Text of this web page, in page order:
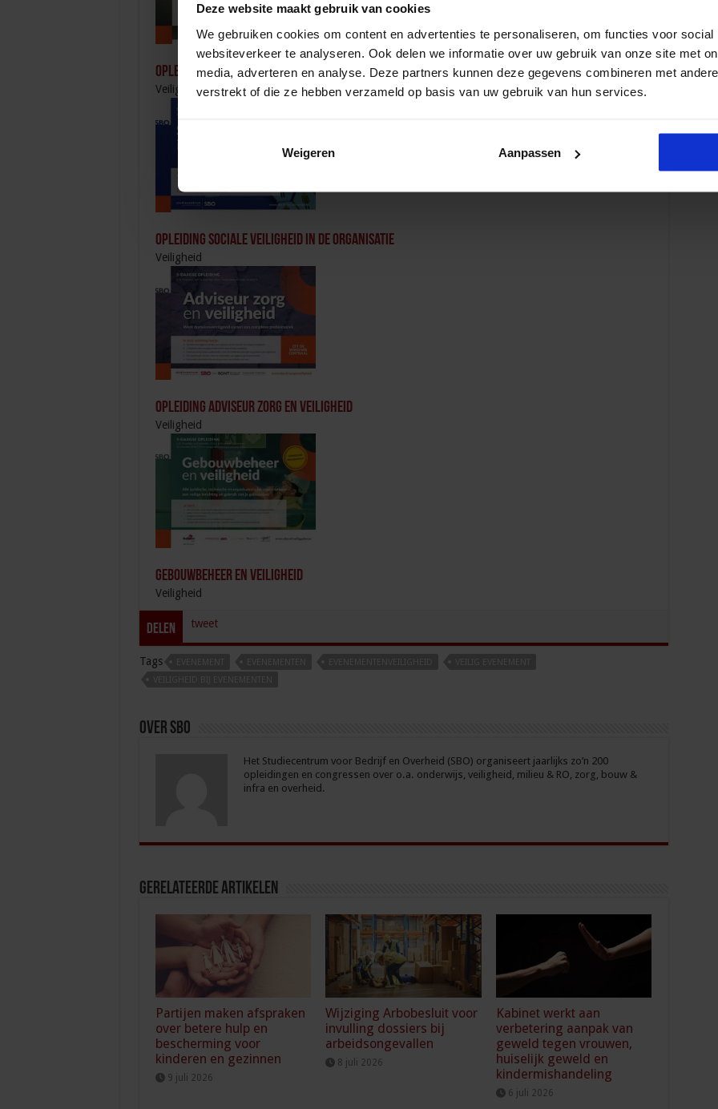
Deze website maakt gebruik van cookies
We gebruiken cookies om content en advertenties te personaliseren, om functies voor
websiteverkeer te analyseren. Ook delen we informatie over uw gebruik van onze site met
media, adverteren en analyse. Deze partners kunnen deze gegevens combineren met
verstrekt of die ze hebben verzameld op basis van uw gebruik van hun services.
Weigeren Aanpassen
Opleiding Personen met onbegrepen gedrag
Veiligheid
Opleiding Sociale Veiligheid in de Organisatie
Veiligheid
Opleiding Adviseur zorg en veiligheid
Veiligheid
Gebouwbeheer en veiligheid
Veiligheid
Delen tweet
Tags
Over sbo
Het Studiecentrum voor Bedrijf en Overheid (SBO) organiseert jaarlijks zo’n 200
opleidingen en congressen over o.a. onderwijs, veiligheid, milieu & RO, zorg, bouw &
infra en overheid.
Gerelateerde Artikelen
Partijen maken afspraken
over betere hulp en
bescherming voor
kinderen en gezinnen
9 juli 2026
Wijziging Arbobesluit voor
invulling dossiers bij
arbeidsongevallen
8 juli 2026
Kabinet werkt aan
verbetering aanpak van
geweld tegen vrouwen,
huiselijk geweld en
kindermishandeling
6 juli 2026